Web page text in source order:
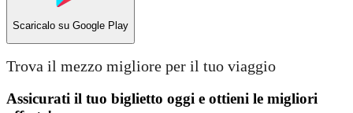
Scaricalo su Google Play
Trova il mezzo migliore per il tuo viaggio
Assicurati il ​​tuo biglietto oggi e ottieni le migliori